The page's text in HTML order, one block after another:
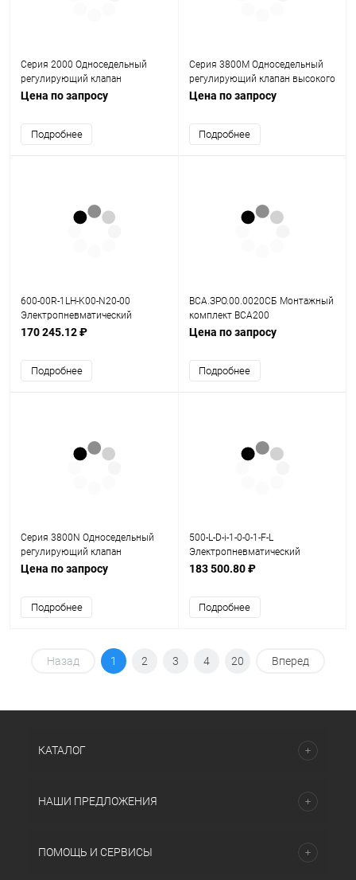
Серия 2000 Односедельный
регулирующий клапан
Цена по запросу
Подробнее
Cерия 3800M Односедельный
регулирующий клапан высокого
давления
Цена по запросу
Подробнее
600-00R-1LH-K00-N20-00
Электропневматический
позиционер серия 600
170 245.12 ₽
Подробнее
ВСА.ЗРО.00.0020СБ Монтажный
комплект ВСА200
Цена по запросу
Подробнее
Серия 3800N Односедельный
регулирующий клапан
Цена по запросу
Подробнее
500-L-D-i-1-0-0-1-F-L
Электропневматический
позиционер серия 500
183 500.80 ₽
Подробнее
Назад 1 2 3 4 20 Вперед
КАТАЛОГ
НАШИ ПРЕДЛОЖЕНИЯ
ПОМОЩЬ И СЕРВИСЫ